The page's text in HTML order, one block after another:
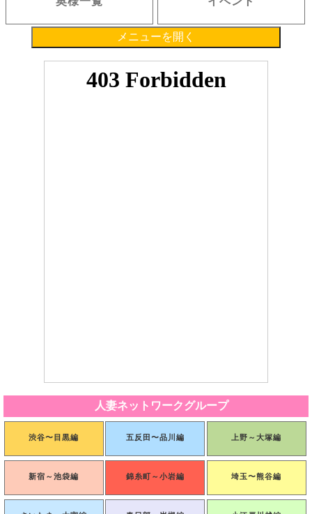
メニューを開く
人妻ネットワークグループ
渋谷〜目黒編 五反田〜品川編 上野～大塚編
新宿～池袋編 錦糸町～小岩編 埼玉〜熊谷編